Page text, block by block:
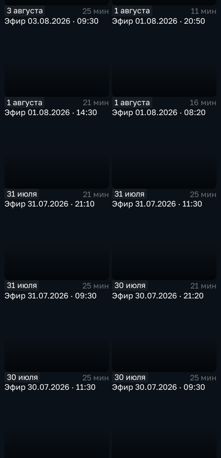
3 августа
25 мин
Эфир 03.08.2026 · 09:30
1 августа
11 мин
Эфир 01.08.2026 · 20:50
1 августа
21 мин
Эфир 01.08.2026 · 14:30
1 августа
16 мин
Эфир 01.08.2026 · 08:20
31 июля
21 мин
Эфир 31.07.2026 · 21:10
31 июля
25 мин
Эфир 31.07.2026 · 11:30
31 июля
25 мин
Эфир 31.07.2026 · 09:30
30 июля
21 мин
Эфир 30.07.2026 · 21:20
30 июля
25 мин
Эфир 30.07.2026 · 11:30
30 июля
25 мин
Эфир 30.07.2026 · 09:30